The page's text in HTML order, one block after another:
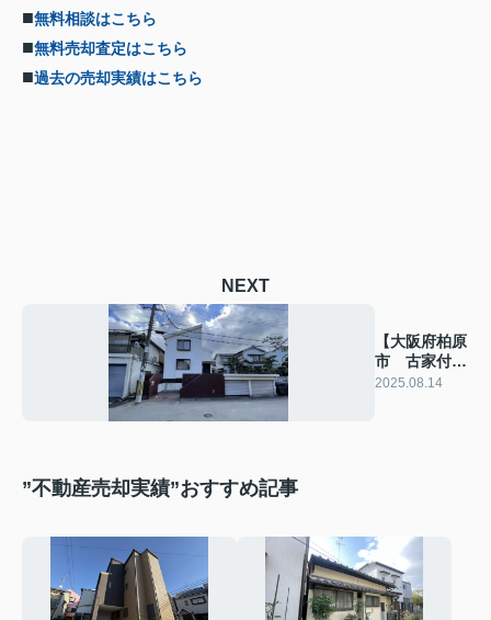
■無料相談はこちら
■無料売却査定はこちら
■過去の売却実績はこちら
NEXT
【大阪府柏原
市 古家付き
土地売却実
2025.08.14
”不動産売却実績”おすすめ記事